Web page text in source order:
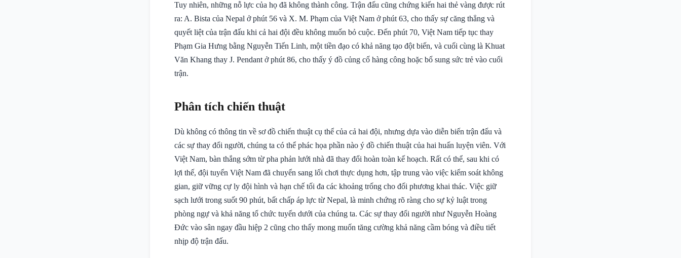
Tuy nhiên, những nỗ lực của họ đã không thành công. Trận đấu cũng chứng kiến hai thẻ vàng được rút
ra: A. Bista của Nepal ở phút 56 và X. M. Phạm của Việt Nam ở phút 63, cho thấy sự căng thẳng và
quyết liệt của trận đấu khi cả hai đội đều không muốn bỏ cuộc. Đến phút 70, Việt Nam tiếp tục thay
Phạm Gia Hưng bằng Nguyễn Tiến Linh, một tiền đạo có khả năng tạo đột biến, và cuối cùng là Khuat
Văn Khang thay J. Pendant ở phút 86, cho thấy ý đồ củng cố hàng công hoặc bổ sung sức trẻ vào cuối
trận.
Phân tích chiến thuật
Dù không có thông tin về sơ đồ chiến thuật cụ thể của cả hai đội, nhưng dựa vào diễn biến trận đấu và
các sự thay đổi người, chúng ta có thể phác họa phần nào ý đồ chiến thuật của hai huấn luyện viên. Với
Việt Nam, bàn thắng sớm từ pha phản lưới nhà đã thay đổi hoàn toàn kế hoạch. Rất có thể, sau khi có
lợi thế, đội tuyển Việt Nam đã chuyển sang lối chơi thực dụng hơn, tập trung vào việc kiểm soát không
gian, giữ vững cự ly đội hình và hạn chế tối đa các khoảng trống cho đối phương khai thác. Việc giữ
sạch lưới trong suốt 90 phút, bất chấp áp lực từ Nepal, là minh chứng rõ ràng cho sự kỷ luật trong
phòng ngự và khả năng tổ chức tuyến dưới của chúng ta. Các sự thay đổi người như Nguyễn Hoàng
Đức vào sân ngay đầu hiệp 2 cũng cho thấy mong muốn tăng cường khả năng cầm bóng và điều tiết
nhịp độ trận đấu.